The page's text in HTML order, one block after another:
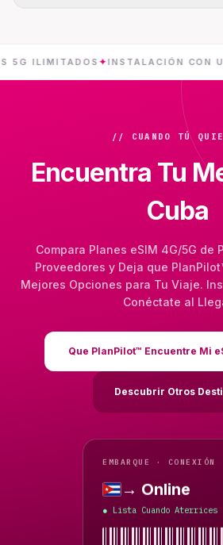
✦INSTALACIÓN CON UN
// CUANDO TÚ
Encuentra Tu
Cuba
Compara Planes eSIM 4G/5G de
Proveedores y Deja que
Mejores Opciones para Tu Viaje.
Conéctate al
Que PlanPilot™ Encuentre Mi
Descubrir Otros
EMBARQUE · CONEXIÓN
Cuba
→ Online
● Lista Cuando Aterrices